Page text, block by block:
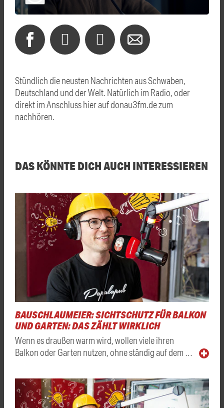
Stündlich die neusten Nachrichten aus Schwaben,
Deutschland und der Welt. Natürlich im Radio, oder
direkt im Anschluss hier auf donau3fm.de zum
nachhören.
DAS KÖNNTE DICH AUCH INTERESSIEREN
BAUSCHLAUMEIER: SICHTSCHUTZ FÜR BALKON
UND GARTEN: DAS ZÄHLT WIRKLICH
Wenn es draußen warm wird, wollen viele ihren
Balkon oder Garten nutzen, ohne ständig auf dem …